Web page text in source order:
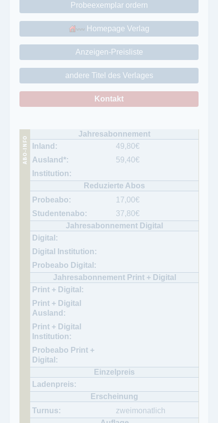
Probeexemplar ordern
Homepage Verlag
Anzeigen-Preisliste
andere Titel des Verlages
Kontakt
49,80€
59,40€
17,00€
37,80€
zweimonatlich